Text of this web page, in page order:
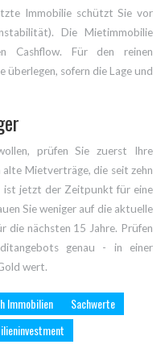
Immobilie schützt Sie vor
Die Mietimmobilie
Cashflow. Für den reinen
sofern die Lage und
prüfen Sie zuerst Ihre
Mietverträge, die seit zehn
ist jetzt der Zeitpunkt für eine
Sie weniger auf die aktuelle
die nächsten 15 Jahre. Prüfen
genau - in einer
wert.
Immobilien
Sachwerte